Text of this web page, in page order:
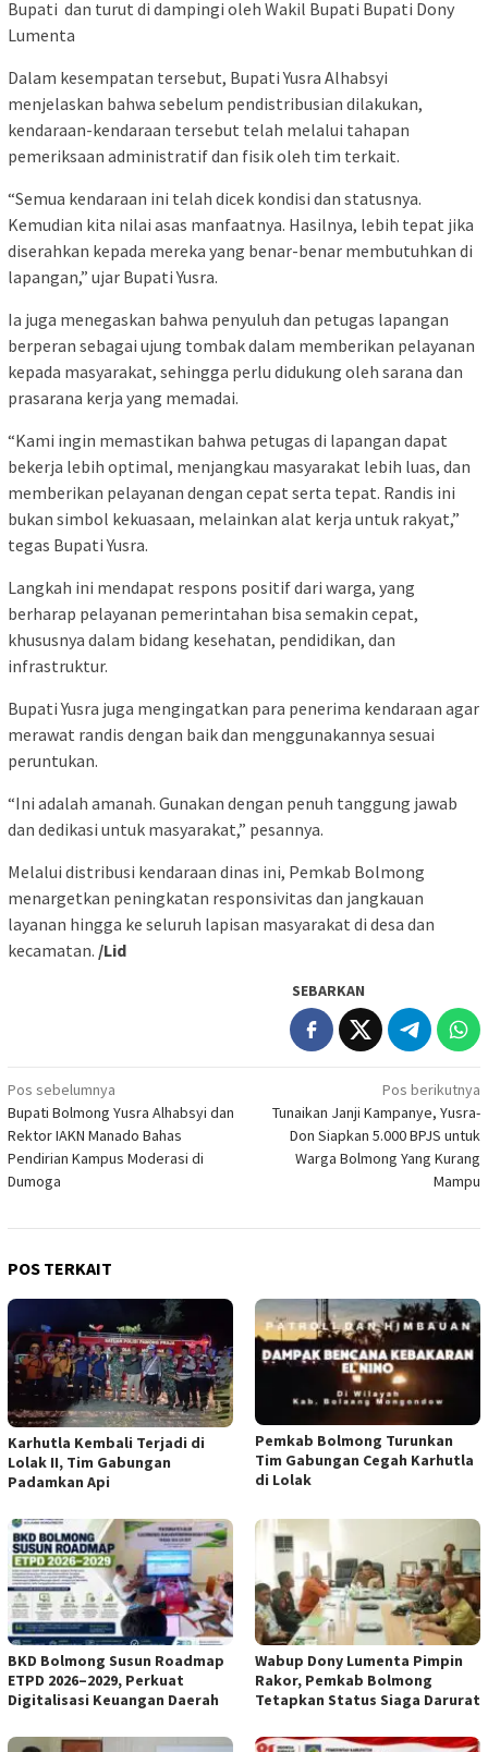
Bupati dan turut di dampingi oleh Wakil Bupati Bupati Dony
Lumenta
Dalam kesempatan tersebut, Bupati Yusra Alhabsyi
menjelaskan bahwa sebelum pendistribusian dilakukan,
kendaraan-kendaraan tersebut telah melalui tahapan
pemeriksaan administratif dan fisik oleh tim terkait.
“Semua kendaraan ini telah dicek kondisi dan statusnya.
Kemudian kita nilai asas manfaatnya. Hasilnya, lebih tepat jika
diserahkan kepada mereka yang benar-benar membutuhkan di
lapangan,” ujar Bupati Yusra.
Ia juga menegaskan bahwa penyuluh dan petugas lapangan
berperan sebagai ujung tombak dalam memberikan pelayanan
kepada masyarakat, sehingga perlu didukung oleh sarana dan
prasarana kerja yang memadai.
“Kami ingin memastikan bahwa petugas di lapangan dapat
bekerja lebih optimal, menjangkau masyarakat lebih luas, dan
memberikan pelayanan dengan cepat serta tepat. Randis ini
bukan simbol kekuasaan, melainkan alat kerja untuk rakyat,”
tegas Bupati Yusra.
Langkah ini mendapat respons positif dari warga, yang
berharap pelayanan pemerintahan bisa semakin cepat,
khususnya dalam bidang kesehatan, pendidikan, dan
infrastruktur.
Bupati Yusra juga mengingatkan para penerima kendaraan agar
merawat randis dengan baik dan menggunakannya sesuai
peruntukan.
“Ini adalah amanah. Gunakan dengan penuh tanggung jawab
dan dedikasi untuk masyarakat,” pesannya.
Melalui distribusi kendaraan dinas ini, Pemkab Bolmong
menargetkan peningkatan responsivitas dan jangkauan
layanan hingga ke seluruh lapisan masyarakat di desa dan
kecamatan. /Lid
SEBARKAN
Navigasi
pos
Pos sebelumnya
Bupati Bolmong Yusra Alhabsyi dan
Rektor IAKN Manado Bahas
Pendirian Kampus Moderasi di
Dumoga
Pos berikutnya
Tunaikan Janji Kampanye, Yusra-
Don Siapkan 5.000 BPJS untuk
Warga Bolmong Yang Kurang
Mampu
POS TERKAIT
Karhutla Kembali Terjadi di
Lolak II, Tim Gabungan
Padamkan Api
Pemkab Bolmong Turunkan
Tim Gabungan Cegah Karhutla
di Lolak
BKD Bolmong Susun Roadmap
ETPD 2026–2029, Perkuat
Digitalisasi Keuangan Daerah
Wabup Dony Lumenta Pimpin
Rakor, Pemkab Bolmong
Tetapkan Status Siaga Darurat